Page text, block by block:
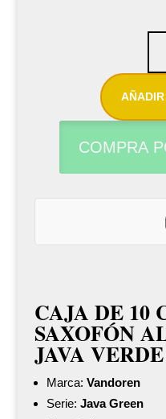
alto
COMPRA
CAJA DE 10
SAXOFÓN
JAVA
Marca: Vandoren
Serie: Java Green